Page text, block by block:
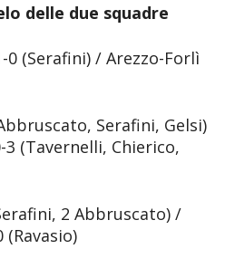
delle due squadre
(Serafini) / Arezzo-Forlì
Serafini, Gelsi)
(Tavernelli, Chierico,
2 Abbruscato) /
(Ravasio)